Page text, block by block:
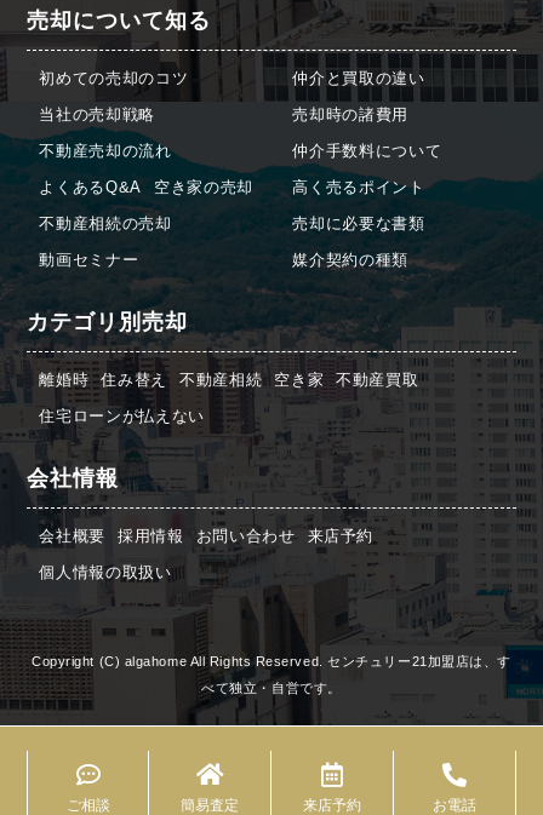
売却について知る
初めての売却のコツ
当社の売却戦略
不動産売却の流れ
よくあるQ&A
空き家の売却
不動産相続の売却
動画セミナー
仲介と買取の違い
売却時の諸費用
仲介手数料について
高く売るポイント
売却に必要な書類
媒介契約の種類
カテゴリ別売却
離婚時 住み替え 不動産相続 空き家
不動産買取
住宅ローンが払えない
会社情報
会社概要 採用情報 お問い合わせ
来店予約
個人情報の取扱い
Copyright (C) algahome All Rights Reserved. センチュリー21加盟店は、す
べて独立・自営です。
ご相談 簡易査定 来店予約 お電話